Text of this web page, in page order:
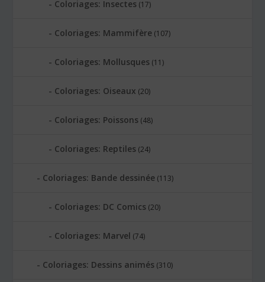
Coloriages: Insectes (17)
Coloriages: Mammifère (107)
Coloriages: Mollusques (11)
Coloriages: Oiseaux (20)
Coloriages: Poissons (48)
Coloriages: Reptiles (24)
Coloriages: Bande dessinée (113)
Coloriages: DC Comics (20)
Coloriages: Marvel (74)
Coloriages: Dessins animés (310)